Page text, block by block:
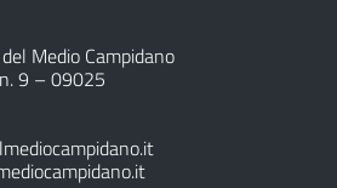
Medio Campidano
9 – 09025